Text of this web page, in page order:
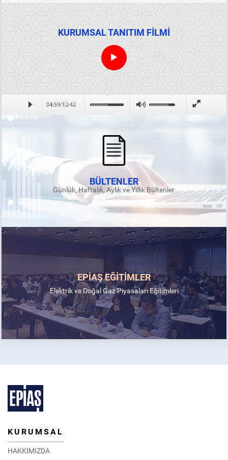
KURUMSAL TANITIM FİLMİ
BÜLTENLER
Günlük, Haftalık, Aylık ve Yıllık Bültenler
EPİAŞ EĞİTİMLER
Elektrik ve Doğal Gaz Piyasaları Eğitimleri
KURUMSAL
HAKKIMIZDA